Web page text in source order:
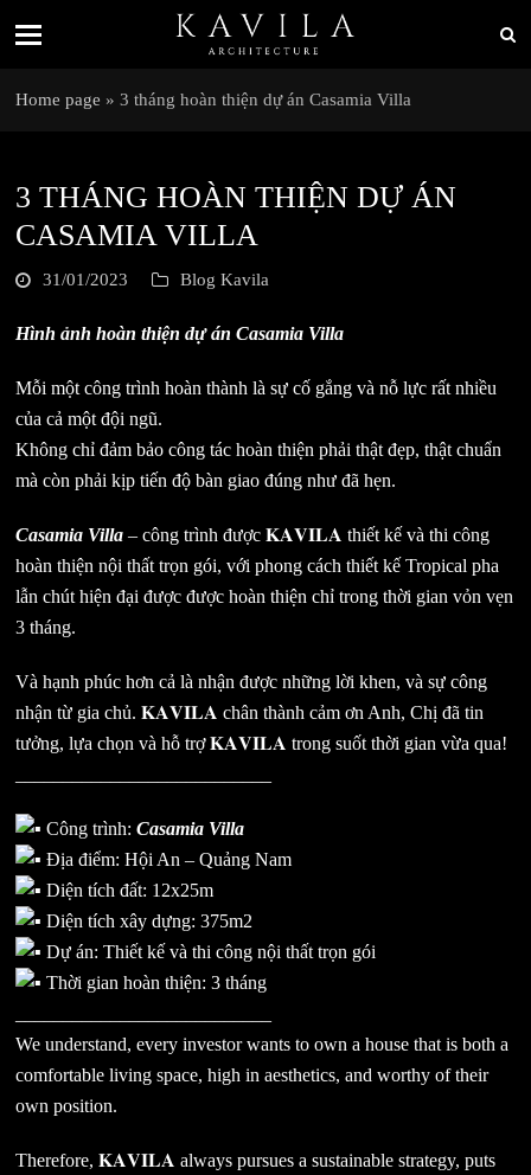
Home page »3 tháng hoàn thiện dự án Casamia Villa
3 THÁNG HOÀN THIỆN DỰ ÁN
CASAMIA VILLA
31/01/2023 Blog Kavila
Hình ảnh hoàn thiện dự án Casamia Villa
Mỗi một công trình hoàn thành là sự cố gắng và nỗ lực rất nhiều
của cả một đội ngũ.
Không chỉ đảm bảo công tác hoàn thiện phải thật đẹp, thật chuẩn
mà còn phải kịp tiến độ bàn giao đúng như đã hẹn.
Casamia Villa – công trình được 𝐊𝐀𝐕𝐈𝐋𝐀 thiết kế và thi công
hoàn thiện nội thất trọn gói, với phong cách thiết kế Tropical pha
lẫn chút hiện đại được được hoàn thiện chỉ trong thời gian vỏn vẹn
3 tháng.
Và hạnh phúc hơn cả là nhận được những lời khen, và sự công
nhận từ gia chủ. 𝐊𝐀𝐕𝐈𝐋𝐀 chân thành cảm ơn Anh, Chị đã tin
tưởng, lựa chọn và hỗ trợ 𝐊𝐀𝐕𝐈𝐋𝐀 trong suốt thời gian vừa qua!
Công trình:Casamia Villa
Địa điểm: Hội An – Quảng Nam
Diện tích đất: 12x25m
Diện tích xây dựng: 375m2
Dự án: Thiết kế và thi công nội thất trọn gói
Thời gian hoàn thiện: 3 tháng
We understand, every investor wants to own a house that is both a
comfortable living space, high in aesthetics, and worthy of their
own position.
Therefore, 𝐊𝐀𝐕𝐈𝐋𝐀 always pursues a sustainable strategy, puts